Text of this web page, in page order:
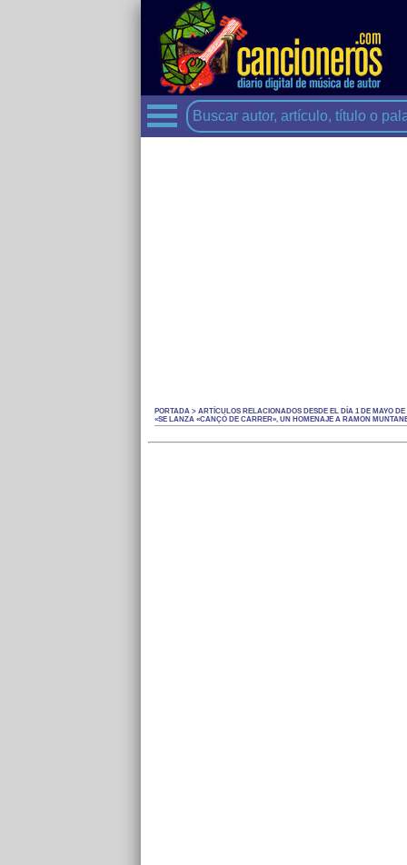
PORTADA > ARTÍCULOS RELACIONADOS DESDE EL DÍA 1 DE MAYO DE
«SE LANZA «CANÇÓ DE CARRER», UN HOMENAJE A RAMON